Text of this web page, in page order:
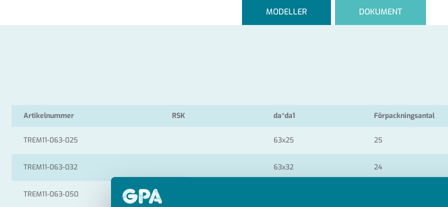
MODELLER DOKUMENT
Artikelnummer RSK da*da1 Förpackningsantal
TREM11-063-025 63x25 25
TREM11-063-032 63x32 24
TREM11-063-050